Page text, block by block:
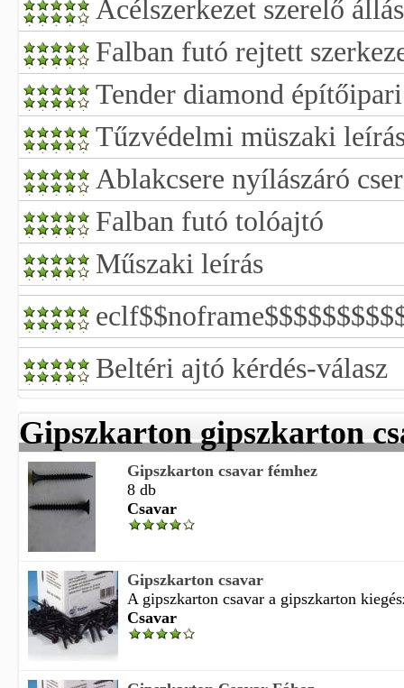
Acélszerkezet szerelő
Falban futó rejtett
Tender diamond
Tűzvédelmi müszaki
Ablakcsere nyílászáró
Falban futó tolóajtó
Műszaki leírás
Beltéri ajtó kérdés-válasz
Gipszkarton gipszkarton
Gipszkarton csavar fémhez
8 db
Csavar
Gipszkarton csavar
A gipszkarton csavar a gipszkarton
Csavar